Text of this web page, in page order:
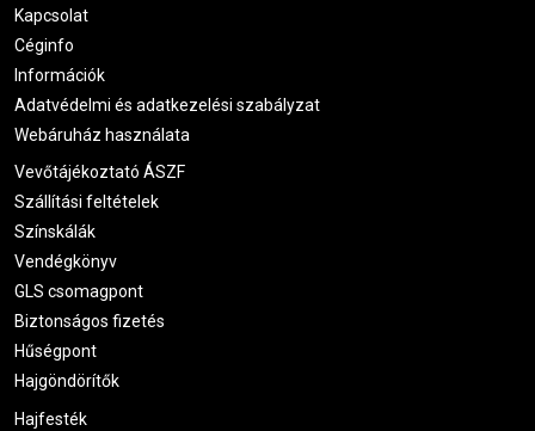
Kapcsolat
Céginfo
Információk
Adatvédelmi és adatkezelési szabályzat
Webáruház használata
Vevőtájékoztató ÁSZF
Szállítási feltételek
Színskálák
Vendégkönyv
GLS csomagpont
Biztonságos fizetés
Hűségpont
Hajgöndörítők
Hajfesték